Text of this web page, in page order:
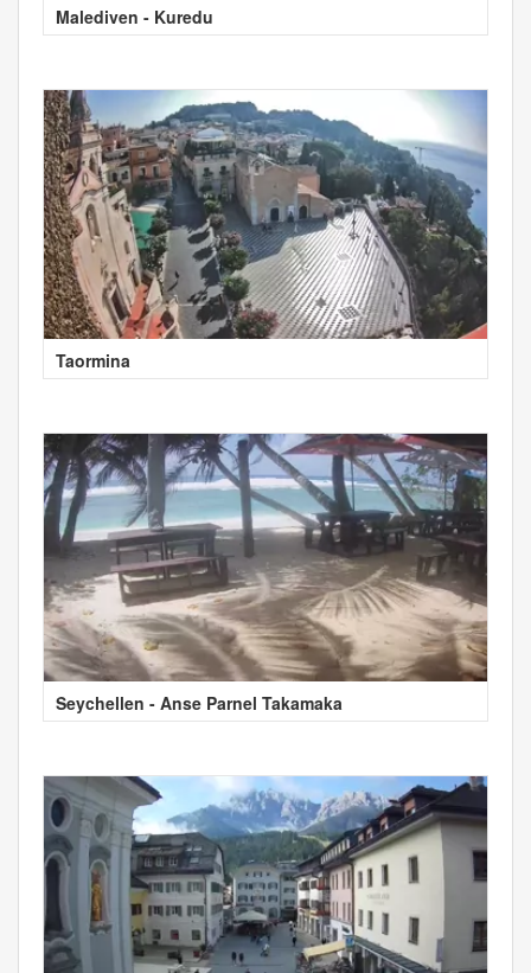
Malediven - Kuredu
Taormina
Seychellen - Anse Parnel Takamaka